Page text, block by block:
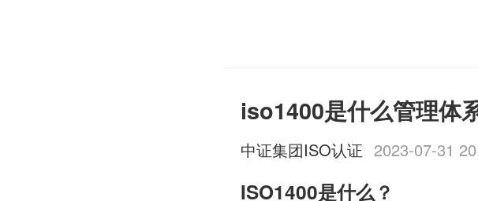
iso1400是什么管理体
中证集团ISO认证 2023-07-31
ISO1400是什么？